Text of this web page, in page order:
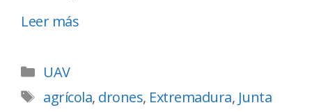
Leer más
UAV
agrícola, drones, Extremadura, Junta